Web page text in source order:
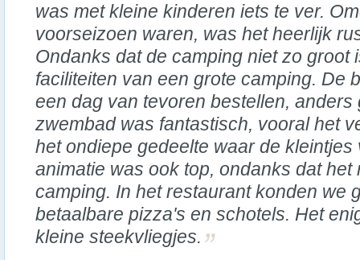
was met kleine kinderen iets te ver.
voorseizoen waren, was het heerlijk
Ondanks dat de camping niet zo groot
faciliteiten van een grote camping. De
een dag van tevoren bestellen, anders
zwembad was fantastisch, vooral het
het ondiepe gedeelte waar de
animatie was ook top, ondanks dat het
camping. In het restaurant konden we
betaalbare pizza's en schotels. Het
kleine steekvliegjes.